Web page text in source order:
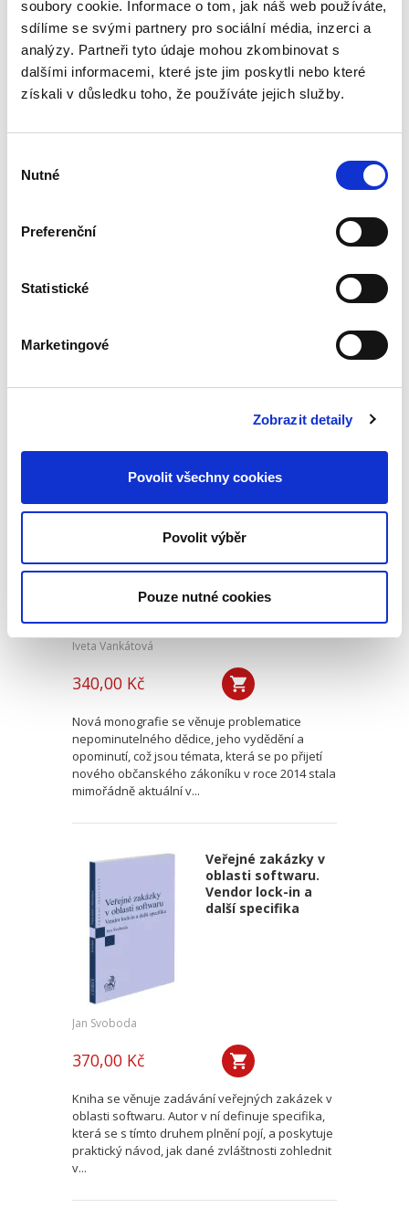
soubory cookie. Informace o tom, jak náš web používáte,
sdílíme se svými partnery pro sociální média, inzerci a
analýzy. Partneři tyto údaje mohou zkombinovat s
dalšími informacemi, které jste jim poskytli nebo které
získali v důsledku toho, že používáte jejich služby.
souhlasu
Nutné
Preferenční
Statistické
Marketingové
Zobrazit detaily
Povolit všechny cookies
Povolit výběr
Pouze nutné cookies
praxi, věnována v české odborné literatuře jen
zcela okrajová...
Náhrada škody
zvířetem
Publikace pojednává o předpokladech vzniku
Nepominutelný
vydědění
Iveta Vankátová
340,00 Kč
Nová monografie se věnuje problematice
nepominutelného dědice, jeho vydědění a
opominutí, což jsou témata, která se po přijetí
nového občanského zákoníku v roce 2014 stala
mimořádně aktuální v...
Veřejné zakázky v
oblasti softwaru.
Vendor lock-in a
další specifika
Jan Svoboda
370,00 Kč
Kniha se věnuje zadávání veřejných zakázek v
oblasti softwaru. Autor v ní definuje specifika,
která se s tímto druhem plnění pojí, a poskytuje
praktický návod, jak dané zvláštnosti zohlednit
v...